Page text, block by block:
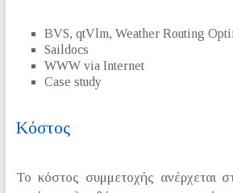
BVS, qtVlm, Weather Routing
Saildocs
WWW via Internet
Case study
Κόστος
Το κόστος συμμετοχής ανέρχεται